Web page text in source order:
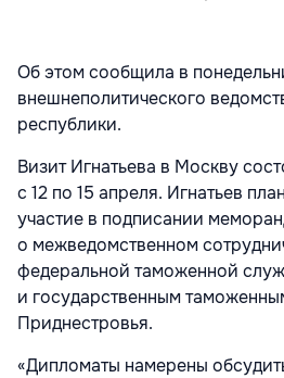
Об этом сообщила в
внешнеполитического
республики.
Визит Игнатьева в Москву
с 12 по 15 апреля. Игнатьев
участие в подписании
о межведомственном
федеральной таможенной
и государственным
Приднестровья.
«Дипломаты намерены